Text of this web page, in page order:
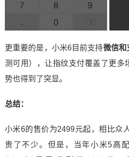
更重要的是，小米6目前支持微信和
测可用），让指纹支付覆盖了更多
势也得到了突显。
总结：
小米6的售价为2499元起，相比众
贵了不少。但是，当年小米5高